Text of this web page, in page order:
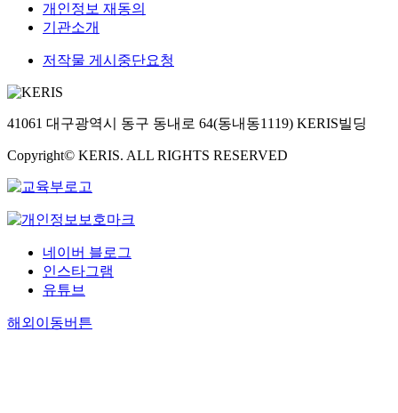
개인정보 재동의
기관소개
저작물 게시중단요청
41061 대구광역시 동구 동내로 64(동내동1119) KERIS빌딩
Copyright© KERIS. ALL RIGHTS RESERVED
네이버 블로그
인스타그램
유튜브
해외이동버튼